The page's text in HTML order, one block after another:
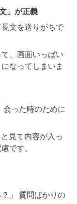
」が正義
文を送りがちで
、画面いっぱい
なってしまいま
った時のために
見て内容が入っ
です。
」 質問ばかりの